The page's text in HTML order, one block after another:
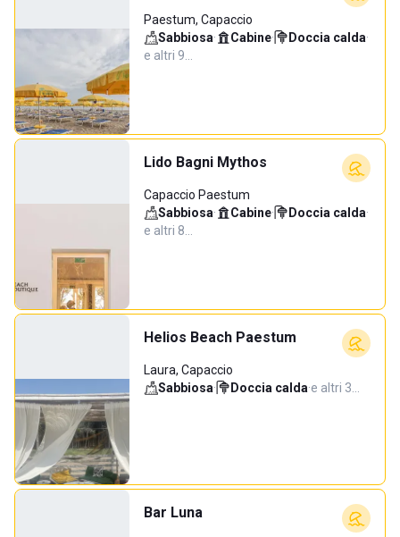
Paestum, Capaccio
Sabbiosa· Cabine· Doccia calda·
e altri 9…
Lido Bagni Mythos
Capaccio Paestum
Sabbiosa· Cabine· Doccia calda·
e altri 8…
Helios Beach Paestum
Laura, Capaccio
Sabbiosa· Doccia calda·e altri 3…
Bar Luna